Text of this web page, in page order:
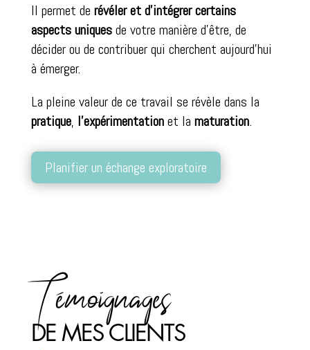
Il permet de révéler et d’intégrer certains
aspects uniquesde votre manière d’être, de
décider ou de contribuer qui cherchent aujourd’hui
à émerger.
La pleine valeur de ce travail se révèle dans la
pratique, l’expérimentationet la maturation.
Planifier un échange exploratoire
Témoignages
DE MES CLIENTS